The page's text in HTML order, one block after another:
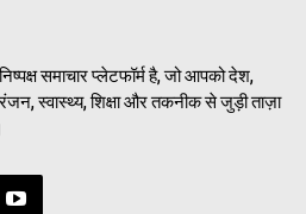
समाचार प्लेटफॉर्म है, जो आपको देश,
स्वास्थ्य, शिक्षा और तकनीक से जुड़ी ताज़ा